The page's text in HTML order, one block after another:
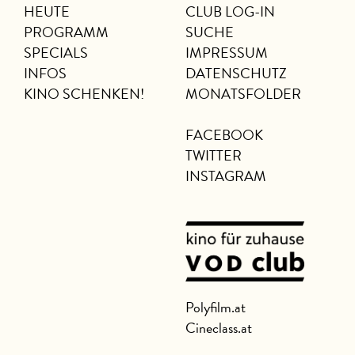
HEUTE
PROGRAMM
SPECIALS
INFOS
KINO SCHENKEN!
CLUB LOG-IN
SUCHE
IMPRESSUM
DATENSCHUTZ
MONATSFOLDER
FACEBOOK
TWITTER
INSTAGRAM
Polyfilm.at
Cineclass.at